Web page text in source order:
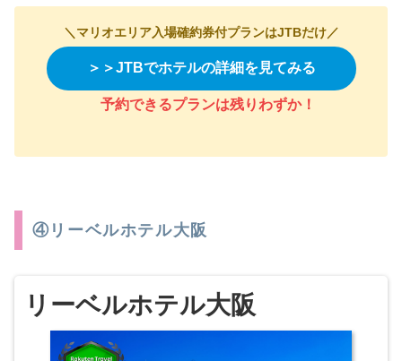
＼マリオエリア入場確約券付プランはJTBだけ／
＞＞JTBでホテルの詳細を見てみる
予約できるプランは残りわずか！
④リーベルホテル大阪
リーベルホテル大阪